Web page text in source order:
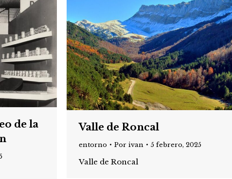
Valle de Roncal
entorno Por ivan 5 febrero, 2025
Valle de Roncal
de la